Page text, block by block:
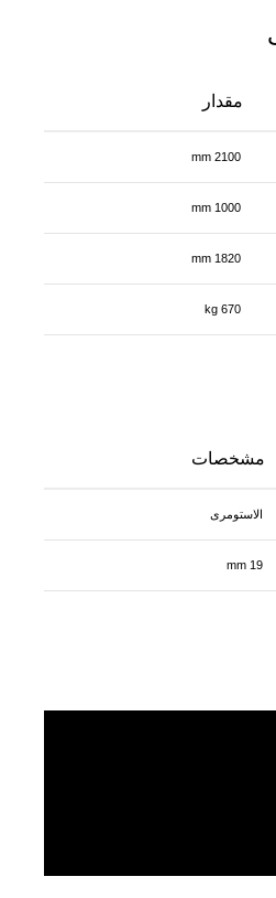
مقدار
2100 mm
1000 mm
1820 mm
670 kg
مشخصات
الاستومری
19 mm